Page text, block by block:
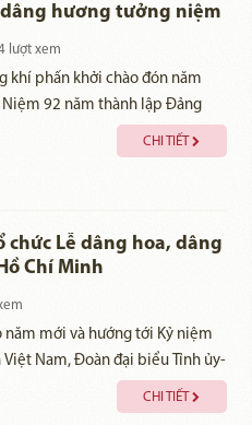
hương tưởng niệm
lượt xem
khí phấn khởi chào đón năm
Niệm 92 năm thành lập Đảng
Tỉnh ủy – HĐND – UBND –
di tích Quốc gia đặc biệt Kim
CHI TIẾT
Lễ dâng hoa, dâng
Chí Minh
mới và hướng tới Kỷ niệm
Nam, Đoà​n đại biểu Tỉnh ủy-
về Khu di tích Kim Liên tổ chức
tịch Hồ Chí Minh - Anh hùng
CHI TIẾT